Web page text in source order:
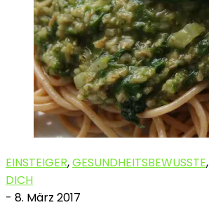
EINSTEIGER,GESUNDHEITSBEWUSSTE,
DICH
- 8. März 2017